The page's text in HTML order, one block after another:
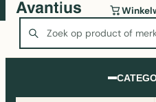
Wasmachine of koelkast